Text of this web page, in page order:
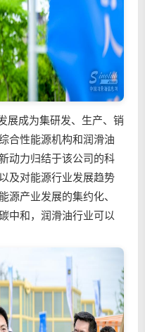
成为集研发、生产、销
合性能源机构和润滑油
动力归结于该公司的科
及对能源行业发展趋势
源产业发展的集约化、
中和， 润滑油行业可以